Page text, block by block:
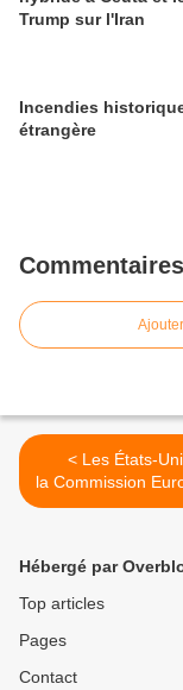
Trump sur l'Iran
Incendies
étrangère
Commentaires
< Les États-Unis et
la Commission
appellent à un «
géo-
Hébergé par
Top articles
Pages
Contact